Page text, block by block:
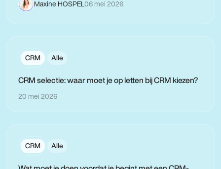
Maxine HOSPEL06 mei 2026
CRM Alle
CRM selectie: waar moet je op letten bij CRM kiezen?
20 mei 2026
CRM Alle